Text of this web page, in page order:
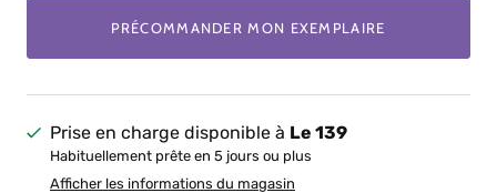
PRÉCOMMANDER MON EXEMPLAIRE
Prise en charge disponible à Le 139
Habituellement prête en 5 jours ou plus
Afficher les informations du magasin